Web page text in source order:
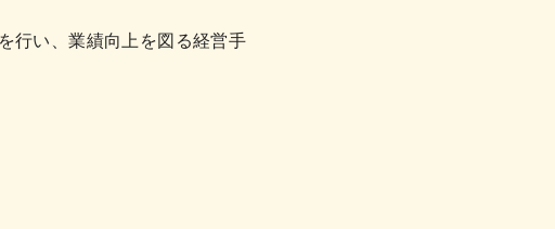
行い、業績向上を図る経営手